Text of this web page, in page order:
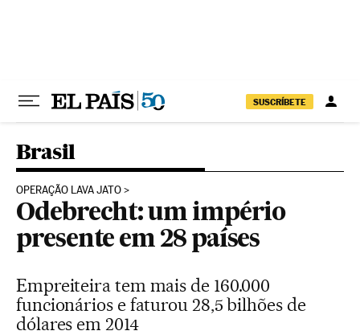
SUSCRÍBETE
Brasil
OPERAÇÃO LAVA JATO
Odebrecht: um império
presente em 28 países
Empreiteira tem mais de 160.000
funcionários e faturou 28,5 bilhões de
dólares em 2014